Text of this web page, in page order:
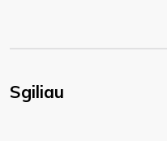
Sgiliau